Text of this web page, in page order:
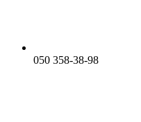
050 358-38-98